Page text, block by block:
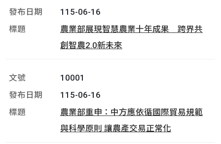
115-06-16
農業部展現智慧農業十年成果 跨界共
創智農2.0新未來
10001
115-06-16
農業部重申：中方應依循國際貿易規範
與科學原則 讓農產交易正常化